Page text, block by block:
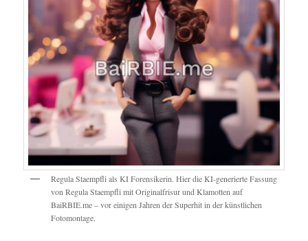
Regula Staempfli als KI Forensikerin. Hier die KI-generierte Fassung
von Regula Staempfli mit Originalfrisur und Klamotten auf
BaiRBIE.me – vor einigen Jahren der Superhit in der künstlichen
Fotomontage.